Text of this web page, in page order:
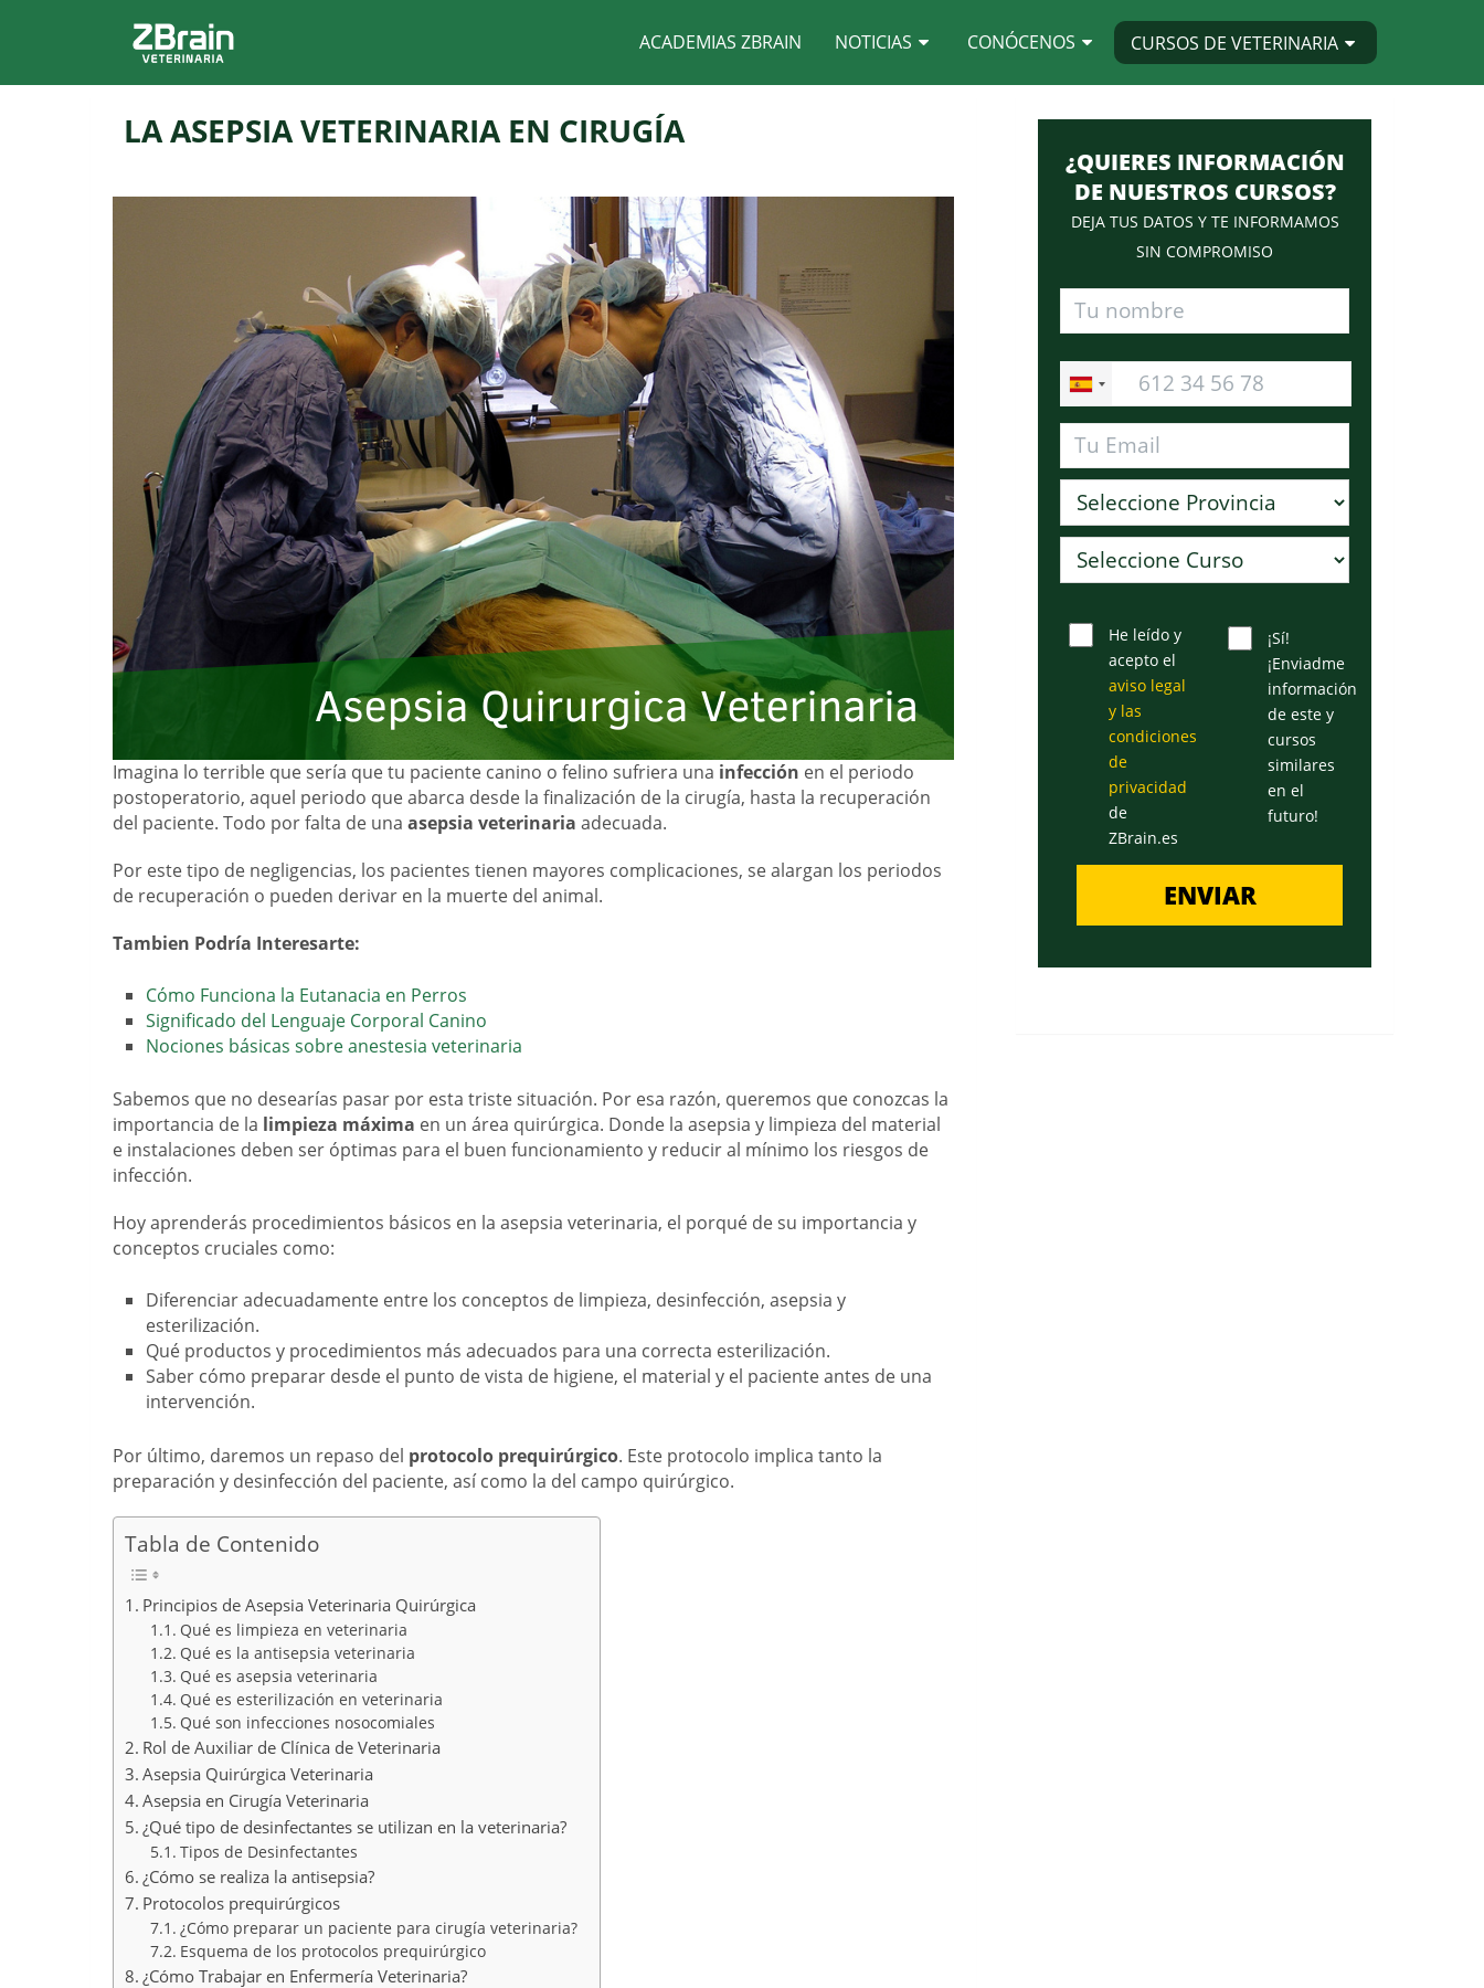
ACADEMIAS ZBRAIN NOTICIAS CONÓCENOS CURSOS DE VETERINARIA
LA ASEPSIA VETERINARIA EN CIRUGÍA
Imagina lo terrible que sería que tu paciente canino o felino sufriera una infección en el periodo
postoperatorio, aquel periodo que abarca desde la finalización de la cirugía, hasta la recuperación
del paciente. Todo por falta de una asepsia veterinaria adecuada.
Por este tipo de negligencias, los pacientes tienen mayores complicaciones, se alargan los periodos
de recuperación o pueden derivar en la muerte del animal.
Tambien Podría Interesarte:
Cómo Funciona la Eutanacia en Perros
Significado del Lenguaje Corporal Canino
Nociones básicas sobre anestesia veterinaria
Sabemos que no desearías pasar por esta triste situación. Por esa razón, queremos que conozcas la
importancia de la limpieza máxima en un área quirúrgica. Donde la asepsia y limpieza del material
e instalaciones deben ser óptimas para el buen funcionamiento y reducir al mínimo los riesgos de
infección.
Hoy aprenderás procedimientos básicos en la asepsia veterinaria, el porqué de su importancia y
conceptos cruciales como:
Diferenciar adecuadamente entre los conceptos de limpieza, desinfección, asepsia y
esterilización.
Qué productos y procedimientos más adecuados para una correcta esterilización.
Saber cómo preparar desde el punto de vista de higiene, el material y el paciente antes de una
intervención.
Por último, daremos un repaso del protocolo prequirúrgico. Este protocolo implica tanto la
preparación y desinfección del paciente, así como la del campo quirúrgico.
Tabla de Contenido
Principios de Asepsia Veterinaria Quirúrgica
Qué es limpieza en veterinaria
Qué es la antisepsia veterinaria
Qué es asepsia veterinaria
Qué es esterilización en veterinaria
Qué son infecciones nosocomiales
Rol de Auxiliar de Clínica de Veterinaria
Asepsia Quirúrgica Veterinaria
Asepsia en Cirugía Veterinaria
¿Qué tipo de desinfectantes se utilizan en la veterinaria?
Tipos de Desinfectantes
¿Cómo se realiza la antisepsia?
Protocolos prequirúrgicos
¿Cómo preparar un paciente para cirugía veterinaria?
Esquema de los protocolos prequirúrgico
¿Cómo Trabajar en Enfermería Veterinaria?
¿QUIERES INFORMACIÓN
DE NUESTROS CURSOS?
DEJA TUS DATOS Y TE INFORMAMOS
SIN COMPROMISO
He leído y
acepto el
aviso legal
y las
condiciones
de
privacidad
de
ZBrain.es
¡Sí!
¡Enviadme
información
de este y
cursos
similares
en el
futuro!